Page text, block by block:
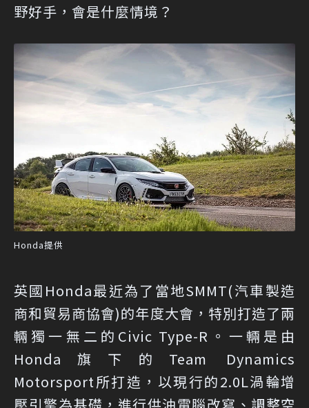
野好手，會是什麼情境？
Honda提供
英國Honda最近為了當地SMMT(汽車製造
商和貿易商協會)的年度大會，特別打造了兩
輛獨一無二的Civic Type-R。一輛是由
Honda旗下的Team Dynamics
Motorsport所打造，以現行的2.0L渦輪增